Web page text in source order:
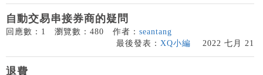
自動交易串接券商的疑問
回應數：1 瀏覽數：480 作者： seantang
最後發表： XQ小編 2022 七月 21
退費